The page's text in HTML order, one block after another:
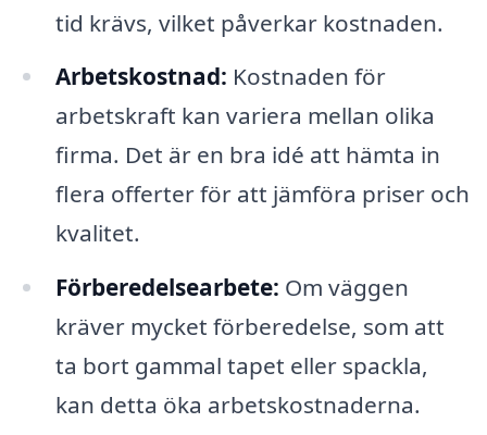
tid krävs, vilket påverkar kostnaden.
Arbetskostnad: Kostnaden för
arbetskraft kan variera mellan olika
firma. Det är en bra idé att hämta in
flera offerter för att jämföra priser och
kvalitet.
Förberedelsearbete: Om väggen
kräver mycket förberedelse, som att
ta bort gammal tapet eller spackla,
kan detta öka arbetskostnaderna.